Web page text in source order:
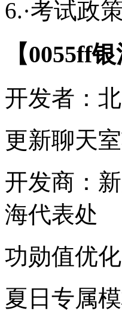
6.·考试政
【0055ff
开发者：
更新聊天
开发商：
海代表处
功勋值优
夏日专属